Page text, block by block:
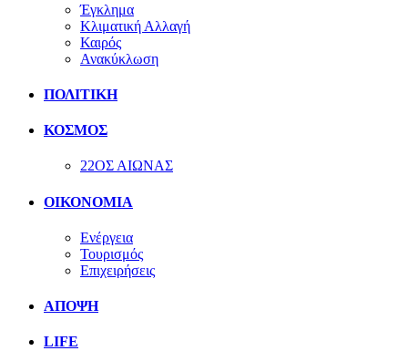
Έγκλημα
Κλιματική Αλλαγή
Καιρός
Ανακύκλωση
ΠΟΛΙΤΙΚΗ
ΚΟΣΜΟΣ
22ΟΣ ΑΙΩΝΑΣ
ΟΙΚΟΝΟΜΙΑ
Ενέργεια
Τουρισμός
Επιχειρήσεις
ΑΠΟΨΗ
LIFE